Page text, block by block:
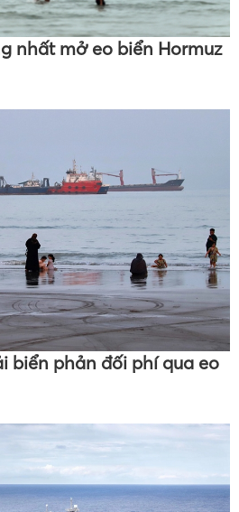
nhất mở eo biển Hormuz
biển phản đối phí qua eo